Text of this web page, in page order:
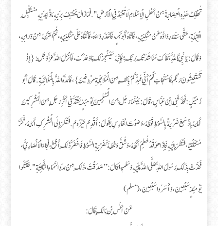
تُهْلِكْ هَذِهِ الْعِصَابَةَ مِنْ أَهْلِ الْإِسْلَامِ لَا تُعْبَدْ فِي الْأَرْضِ ". فَمَا زَالَ يَهْتِفُ بِرَبِّهِ مَادًّا يَدَيْهِ مُسْتَقْبِلَ
الْقِبْلَةِ، حَتَّى سَقَطَ رِدَاؤُهُ عَنْ مَنْكِبَيْهِ، فَأَتَاهُ أَبُو بَكْرٍ، فَأَخَذَ رِدَاءَهُ، فَأَلْقَاهُ عَلَى مَنْكِبَيْهِ، ثُمَّ الْتَزَمَهُ مِنْ وَرَائِهِ،
وَقَالَ : يَا نَبِيَّ اللَّهِ، كَفَاكَ مُنَاشَدَتُكَ رَبَّكَ ؛ فَإِنَّهُ سَيُنْجِزُ لَكَ مَا وَعَدَكَ، فَأَنْزَلَ اللَّهُ عَزَّ وَجَلَّ : { إِذْ
تَسْتَغِيثُونَ رَبَّكُمْ فَاسْتَجَابَ لَكُمْ أَنِّي مُمِدُّكُمْ بِأَلْفٍ مِنَ الْمَلَائِكَةِ مُرْدِفِينَ }، فَأَمَدَّهُ اللَّهُ بِالْمَلَائِكَةِ. قَالَ أَبُو
زُمَيْلٍ : فَحَدَّثَنِي ابْنُ عَبَّاسٍ ، قَالَ : بَيْنَمَا رَجُلٌ مِنَ الْمُسْلِمِينَ يَوْمَئِذٍ يَشْتَدُّ فِي أَثَرِ رَجُلٍ مِنَ الْمُشْرِكِينَ
أَمَامَهُ إِذْ سَمِعَ ضَرْبَةً بِالسَّوْطِ فَوْقَهُ، وَصَوْتَ الْفَارِسِ يَقُولُ : أَقْدِمْ حَيْزُومُ . فَنَظَرَ إِلَى الْمُشْرِكِ أَمَامَهُ، فَخَرَّ
مُسْتَلْقِيًا، فَنَظَرَ إِلَيْهِ فَإِذَا هُوَ قَدْ خُطِمَ أَنْفُهُ، وَشُقَّ وَجْهُهُ كَضَرْبَةِ السَّوْطِ فَاخْضَرَّ ذَلِكَ أَجْمَعُ، فَجَاءَ الْأَنْصَارِيُّ،
فَحَدَّثَ بِذَلِكَ رَسُولَ اللَّهِ صَلَّى اللَّهُ عَلَيْهِ وَسَلَّمَ، فَقَالَ : ” صَدَقْتَ، ذَلِكَ مِنْ مَدَدِ السَّمَاءِ الثَّالِثَةِ ". فَقَتَلُوا
يَوْمَئِذٍ سَبْعِينَ، وَأَسَرُوا سَبْعِينَ، (مسلم)
عَنْ أَنَسِ بْنِ مَالِكٍ قَالَ :